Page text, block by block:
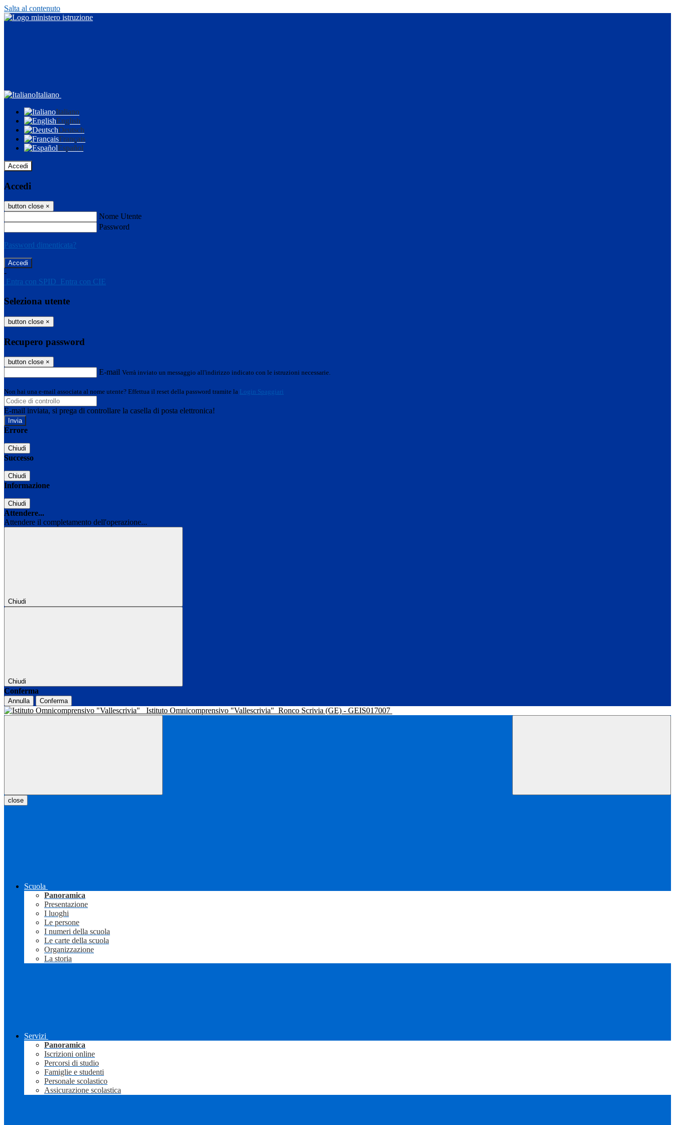
Salta al contenuto
Italiano
Italiano
English
Deutsch
Français
Español
Accedi
Accedi
button close ×
Nome Utente
Password
Password dimenticata?
-
Entra con SPID Entra con CIE
Seleziona utente
button close ×
Recupero password
button close ×
E-mail Verrà inviato un messaggio all'indirizzo indicato con le istruzioni necessarie.
Non hai una e-mail associata al nome utente? Effettua il reset della password tramite la Login Spaggiari
E-mail inviata, si prega di controllare la casella di posta elettronica!
Errore
Chiudi
Successo
Chiudi
Informazione
Chiudi
Attendere...
Attendere il completamento dell'operazione...
Chiudi
Chiudi
Conferma
Annulla Conferma
Istituto Omnicomprensivo "Vallescrivia" Ronco Scrivia (GE) - GEIS017007
close
Scuola
Panoramica
Presentazione
I luoghi
Le persone
I numeri della scuola
Le carte della scuola
Organizzazione
La storia
Servizi
Panoramica
Iscrizioni online
Percorsi di studio
Famiglie e studenti
Personale scolastico
Assicurazione scolastica